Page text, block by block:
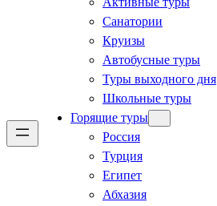
Санатории
Круизы
Автобусные туры
Туры выходного дня
Школьные туры
Горящие туры
Россия
Турция
Египет
Абхазия